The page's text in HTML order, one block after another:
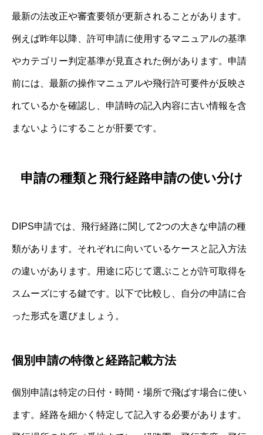
最新の法改正や審査要領が更新されることがあります。
例えば昨年以降、許可申請に使用するマニュアルの基準
やカテゴリー判定基準が見直された例があります。申請
前には、最新の操作マニュアルや飛行許可要件が反映さ
れているかを確認し、申請時の記入内容に古い情報を含
まないようにすることが肝要です。
申請の種類と飛行経路申請の使い分け
DIPS申請では、飛行経路に関して2つの大きな申請の種
類があります。それぞれに向いているケースと記入方法
の違いがあります。用途に応じて選ぶことが許可取得を
スムーズにする鍵です。以下で比較し、自分の申請に合
った形式を選びましょう。
個別申請の特徴と経路記載方法
個別申請は特定の日付・時間・場所で飛ばす場合に使い
ます。経路を細かく特定して記入する必要があります。